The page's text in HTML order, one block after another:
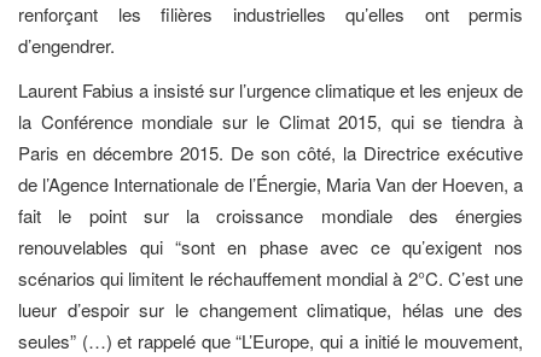
renforçant les filières industrielles qu’elles ont permis
d’engendrer.
Laurent Fabius a insisté sur l’urgence climatique et les enjeux de
la Conférence mondiale sur le Climat 2015, qui se tiendra à
Paris en décembre 2015. De son côté, la Directrice exécutive
de l’Agence Internationale de l’Énergie, Maria Van der Hoeven, a
fait le point sur la croissance mondiale des énergies
renouvelables qui “sont en phase avec ce qu’exigent nos
scénarios qui limitent le réchauffement mondial à 2°C. C’est une
lueur d’espoir sur le changement climatique, hélas une des
seules” (…) et rappelé que “L’Europe, qui a initié le mouvement,